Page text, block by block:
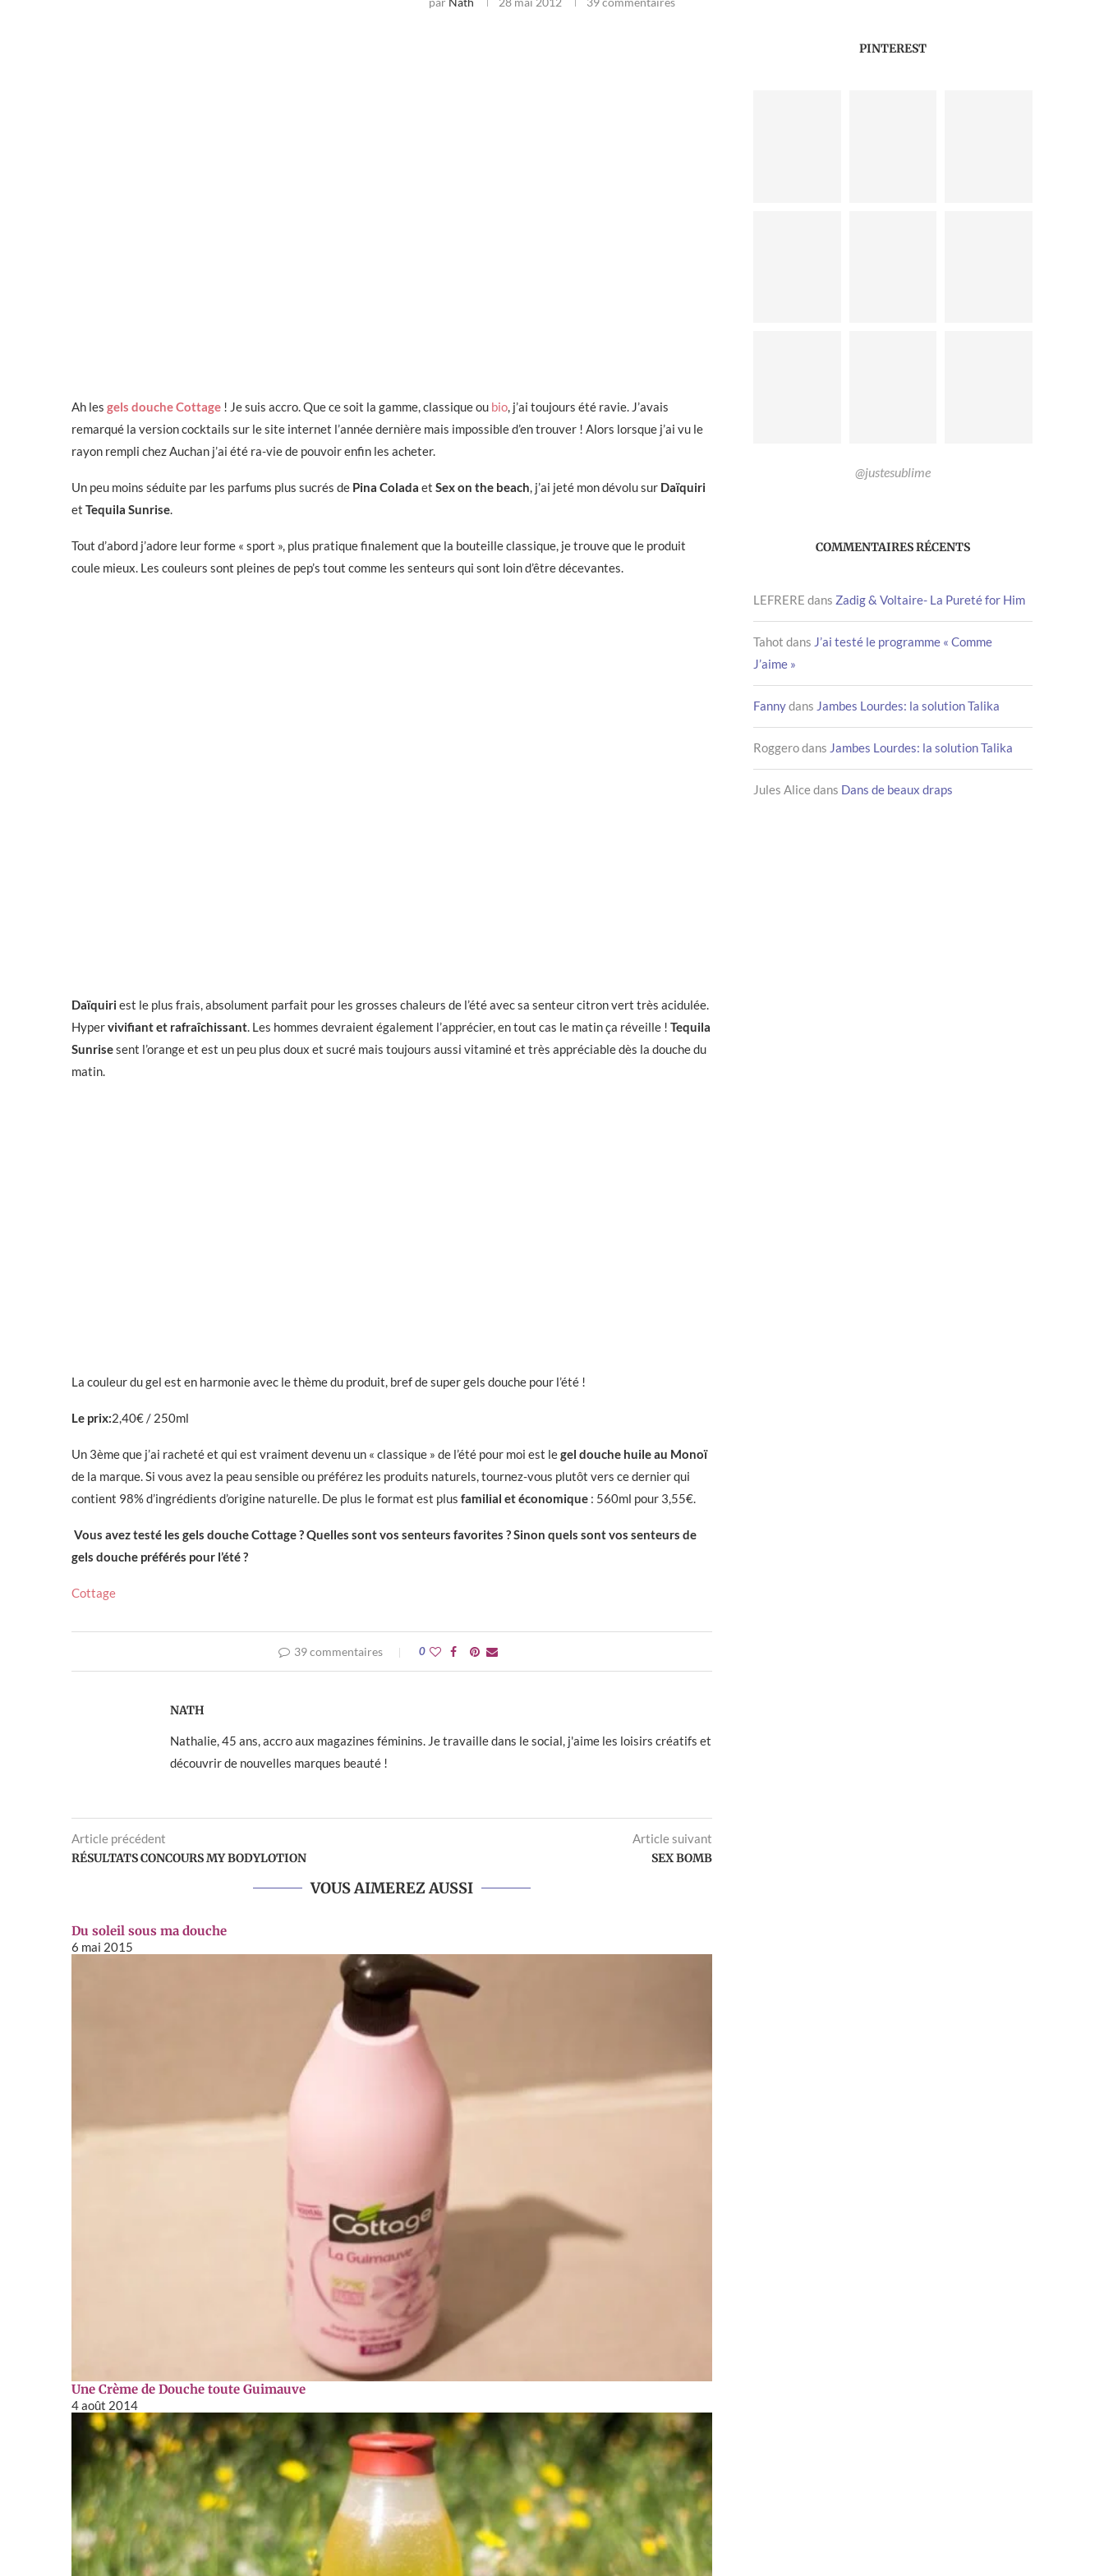
Ah les gels douche Cottage ! Je suis accro. Que ce soit la gamme, classique ou bio, j’ai toujours été ravie. J’avais
remarqué la version cocktails sur le site internet l’année dernière mais impossible d’en trouver ! Alors lorsque j’ai vu le
rayon rempli chez Auchan j’ai été ra-vie de pouvoir enfin les acheter.
Un peu moins séduite par les parfums plus sucrés de Pina Colada et Sex on the beach, j’ai jeté mon dévolu sur Daïquiri
et Tequila Sunrise.
Tout d’abord j’adore leur forme « sport », plus pratique finalement que la bouteille classique, je trouve que le produit
coule mieux. Les couleurs sont pleines de pep’s tout comme les senteurs qui sont loin d’être décevantes.
Daïquiri est le plus frais, absolument parfait pour les grosses chaleurs de l’été avec sa senteur citron vert très acidulée.
Hypervivifiant et rafraîchissant. Les hommes devraient également l’apprécier, en tout cas le matin ça réveille ! Tequila
Sunrisesent l’orange et est un peu plus doux et sucré mais toujours aussi vitaminé et très appréciable dès la douche du
matin.
La couleur du gel est en harmonie avec le thème du produit, bref de super gels douche pour l’été !
Le prix:2,40€ / 250ml
Un 3ème que j’ai racheté et qui est vraiment devenu un « classique » de l’été pour moi est legel douche huile au Monoï
de la marque. Si vous avez la peau sensible ou préférez les produits naturels, tournez-vous plutôt vers ce dernier qui
contient 98% d’ingrédients d’origine naturelle. De plus le format est plus familial et économique : 560ml pour 3,55€.
Vous avez testé les gels douche Cottage ? Quelles sont vos senteurs favorites ? Sinon quels sont vos senteurs de
gels douche préférés pour l’été ?
Cottage
39 commentaires 0
NATH
Nathalie, 45 ans, accro aux magazines féminins. Je travaille dans le social, j'aime les loisirs créatifs et
découvrir de nouvelles marques beauté !
Article précédent
RÉSULTATS CONCOURS MY BODYLOTION
Article suivant
SEX BOMB
VOUS AIMEREZ AUSSI
Du soleil sous ma douche
6 mai 2015
Une Crème de Douche toute Guimauve
4 août 2014
PINTEREST
@justesublime
COMMENTAIRES RÉCENTS
LEFRERE dans Zadig & Voltaire- La Pureté for Him
Tahot dans J’ai testé le programme « Comme
J’aime »
Fannydans Jambes Lourdes: la solution Talika
Roggerodans Jambes Lourdes: la solution Talika
Jules Alicedans Dans de beaux draps